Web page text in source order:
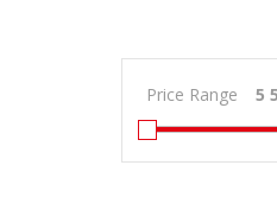
Price Range